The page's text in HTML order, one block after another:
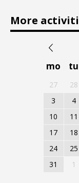
More
mo
tu
27 28
3
4
10
11
17
18
24
25
31
1